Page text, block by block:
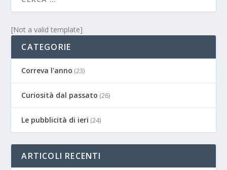
[Not a valid template]
CATEGORIE
Correva l'anno (23)
Curiosità dal passato (26)
Le pubblicità di ieri (24)
ARTICOLI RECENTI